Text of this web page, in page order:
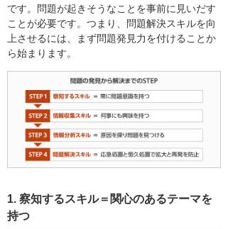
です。問題が起きそうなことを事前に見いだす
ことが必要です。つまり、問題解決スキルを向
上させるには、まず問題発見力を付けることか
ら始まります。
1. 察知するスキル＝関心のあるテーマを
持つ